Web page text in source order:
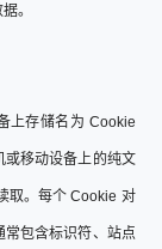
。
上存储名为 Cookie
或移动设备上的纯文
取。每个 Cookie 对
包含标识符、站点